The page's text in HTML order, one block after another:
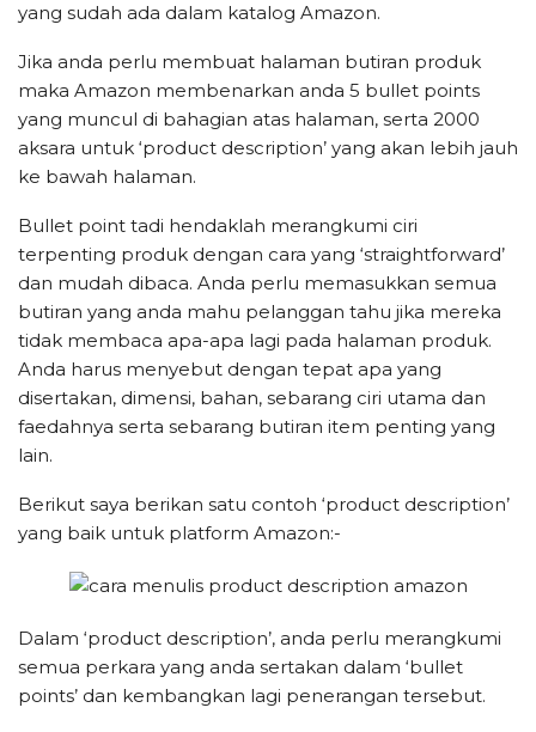
yang sudah ada dalam katalog Amazon.
Jika anda perlu membuat halaman butiran produk
maka Amazon membenarkan anda 5 bullet points
yang muncul di bahagian atas halaman, serta 2000
aksara untuk ‘product description’ yang akan lebih jauh
ke bawah halaman.
Bullet point tadi hendaklah merangkumi ciri
terpenting produk dengan cara yang ‘straightforward’
dan mudah dibaca. Anda perlu memasukkan semua
butiran yang anda mahu pelanggan tahu jika mereka
tidak membaca apa-apa lagi pada halaman produk.
Anda harus menyebut dengan tepat apa yang
disertakan, dimensi, bahan, sebarang ciri utama dan
faedahnya serta sebarang butiran item penting yang
lain.
Berikut saya berikan satu contoh ‘product description’
yang baik untuk platform Amazon:-
Dalam ‘product description’, anda perlu merangkumi
semua perkara yang anda sertakan dalam ‘bullet
points’ dan kembangkan lagi penerangan tersebut.